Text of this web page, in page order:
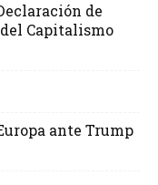
de
Capitalismo
ante Trump